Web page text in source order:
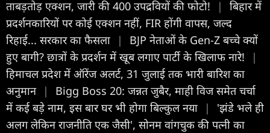
ताबड़तोड़ एक्शन, जारी की 400 उपद्रवियों की फोटो!
|
बिहार में
प्रदर्शनकारियों पर कोई एक्शन नहीं, FIR होंगी वापस, जल्द
रिहाई... सरकार का फैसला
|
BJP नेताओं के Gen-Z बच्चे क्यों
हुए बागी? छात्रों के प्रदर्शन में खूब लगाए पार्टी के खिलाफ नारे!
|
हिमाचल प्रदेश में ऑरेंज अलर्ट, 31 जुलाई तक भारी बारिश का
अनुमान |
Bigg Boss 20: जन्नत जुबैर, माही विज समेत चर्चा
में कई बड़े नाम, इस बार घर भी होगा बिल्कुल नया
|
'झंडे भले ही
अलग लेकिन राजनीति एक जैसी', सोनम वांगचुक की पत्नी का